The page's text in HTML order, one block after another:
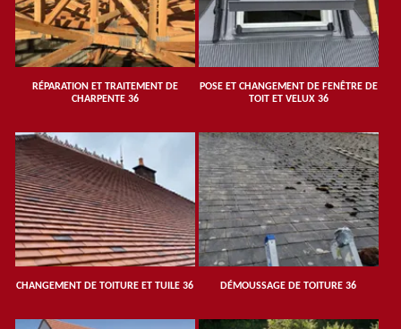
RÉPARATION ET TRAITEMENT DE
CHARPENTE 36
POSE ET CHANGEMENT DE FENÊTRE DE
TOIT ET VELUX 36
CHANGEMENT DE TOITURE ET TUILE 36 DÉMOUSSAGE DE TOITURE 36